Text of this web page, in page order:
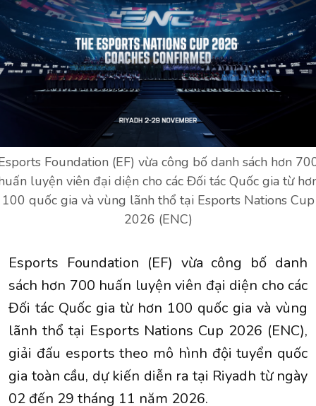
Foundation (EF) vừa công bố danh sách hơn
luyện viên đại diện cho các Đối tác Quốc gia từ
100 quốc gia và vùng lãnh thổ tại Esports Nations Cup
2026 (ENC)
Esports Foundation (EF) vừa công bố danh
sách hơn 700 huấn luyện viên đại diện cho các
Đối tác Quốc gia từ hơn 100 quốc gia và vùng
lãnh thổ tại Esports Nations Cup 2026 (ENC),
giải đấu esports theo mô hình đội tuyển quốc
gia toàn cầu, dự kiến diễn ra tại Riyadh từ ngày
02 đến 29 tháng 11 năm 2026.